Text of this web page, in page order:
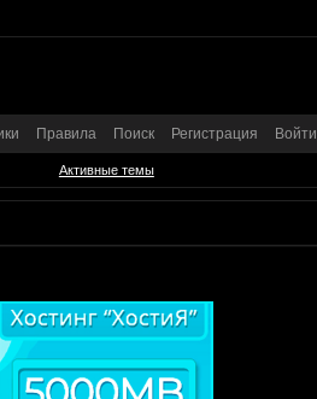
Правила Поиск Регистрация Войти
Активные темы